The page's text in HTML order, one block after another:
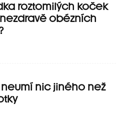
roztomilých koček
obézních
neumí nic jiného než